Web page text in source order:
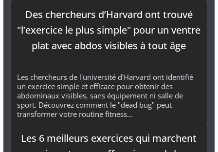
Des chercheurs d’Harvard ont trouvé
"l’exercice le plus simple" pour un ventre
plat avec abdos visibles à tout âge
Les chercheurs de l'université d'Harvard ont identifié
un exercice simple et efficace pour obtenir des
abdominaux visibles, sans équipement ni salle de
sport. Découvrez comment le "dead bug" peut
transformer votre routine fitness...
Les 6 meilleurs exercices qui marchent